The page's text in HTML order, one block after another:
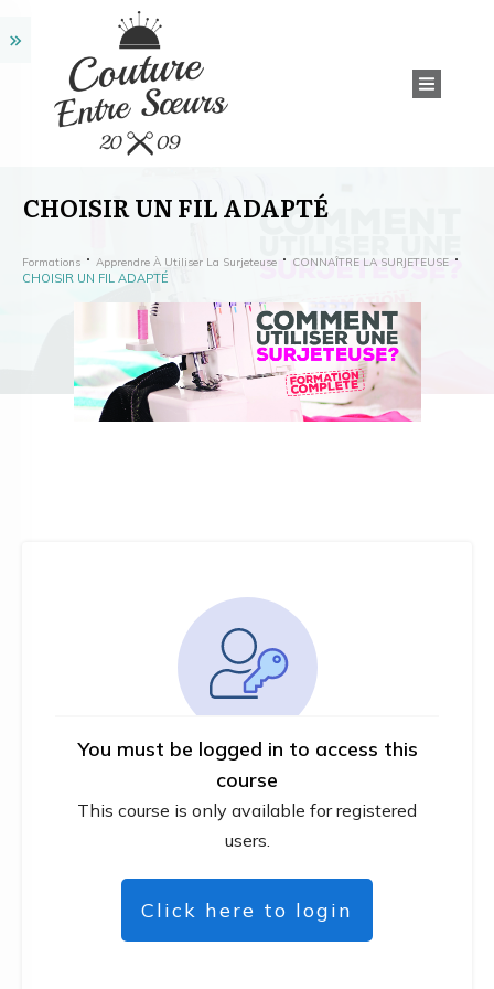
CHOISIR UN FIL ADAPTÉ
Formations Apprendre À Utiliser La Surjeteuse CONNAÎTRE LA SURJETEUSE
CHOISIR UN FIL ADAPTÉ
You must be logged in to access this
course
This course is only available for registered
users.
Click here to login